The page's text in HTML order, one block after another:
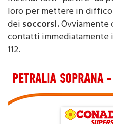
deisoccorsi.Ovviamente
contatti immediatamente
112.